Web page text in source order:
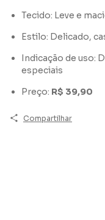
Tecido: Leve e
Estilo: Delicado,
Indicação de uso:
especiais
Preço: R$ 39,90
Compartilhar